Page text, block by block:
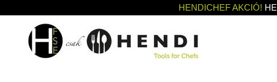
HENDICHEF AKCIÓ!